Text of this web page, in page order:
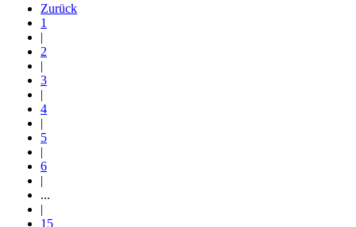
Zurück
1
|
2
|
3
|
4
|
5
|
6
|
...
|
15